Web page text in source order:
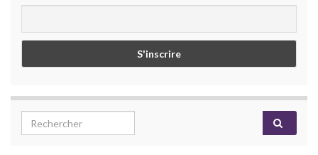
Search for: